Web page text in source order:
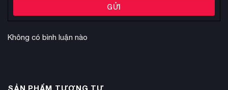
GỬI
Không có bình luận nào
SẢN PHẨM TƯƠNG TỰ